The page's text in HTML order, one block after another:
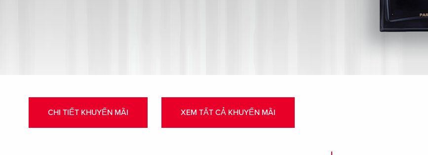
CHI TIẾT KHUYẾN MÃI XEM TẤT CẢ KHUYẾN MÃI